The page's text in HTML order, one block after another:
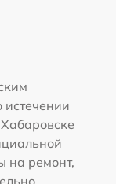
истечении
на ремонт,